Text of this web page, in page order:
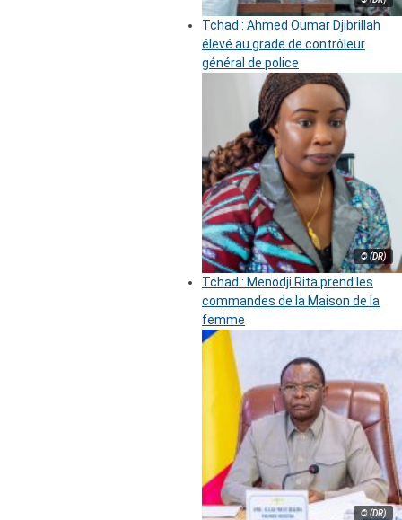
Tchad : Ahmed Oumar Djibrillah
élevé au grade de contrôleur
général de police
© (DR)
Tchad : Menodji Rita prend les
commandes de la Maison de la
femme
© (DR)